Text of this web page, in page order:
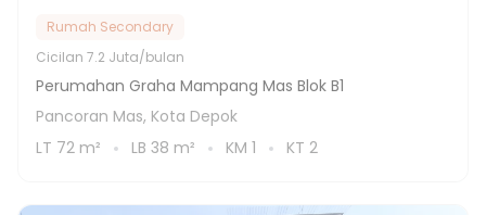
Rumah Secondary
Cicilan 7.2 Juta/bulan
Perumahan Graha Mampang Mas Blok B1
Pancoran Mas, Kota Depok
LT 72 m² LB 38 m² KM 1 KT 2